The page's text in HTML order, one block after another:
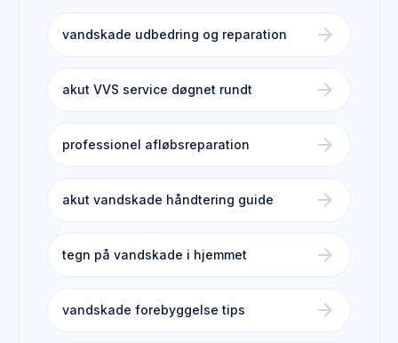
vandskade udbedring og reparation arrow_forward
akut VVS service døgnet rundt arrow_forward
professionel afløbsreparation arrow_forward
akut vandskade håndtering guide arrow_forward
tegn på vandskade i hjemmet arrow_forward
vandskade forebyggelse tips arrow_forward